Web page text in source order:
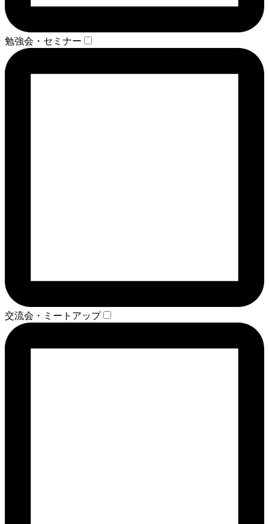
勉強会・セミナー
交流会・ミートアップ